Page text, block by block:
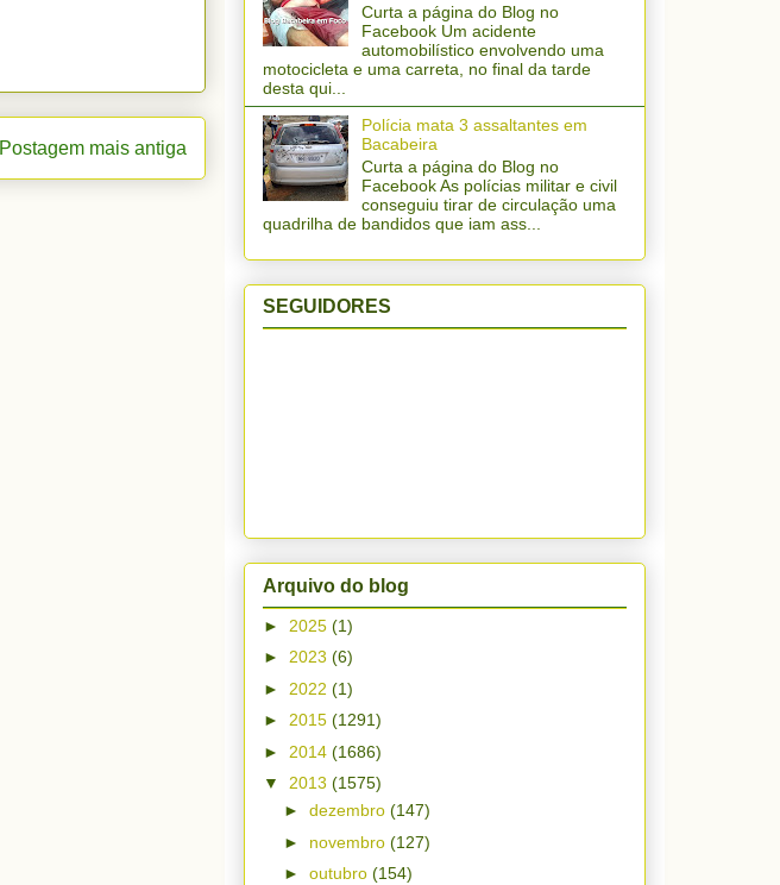
Postagem mais antiga
Curta a página do Blog no
Facebook Um acidente
automobilístico envolvendo uma
motocicleta e uma carreta, no final da tarde
desta qui...
Polícia mata 3 assaltantes em
Bacabeira
Curta a página do Blog no
Facebook As polícias militar e civil
conseguiu tirar de circulação uma
quadrilha de bandidos que iam ass...
SEGUIDORES
Arquivo do blog
► 2025 (1)
► 2023 (6)
► 2022 (1)
► 2015 (1291)
► 2014 (1686)
▼ 2013 (1575)
► dezembro (147)
► novembro (127)
► outubro (154)